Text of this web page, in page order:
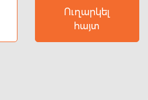
Ուղարկել
հայտ